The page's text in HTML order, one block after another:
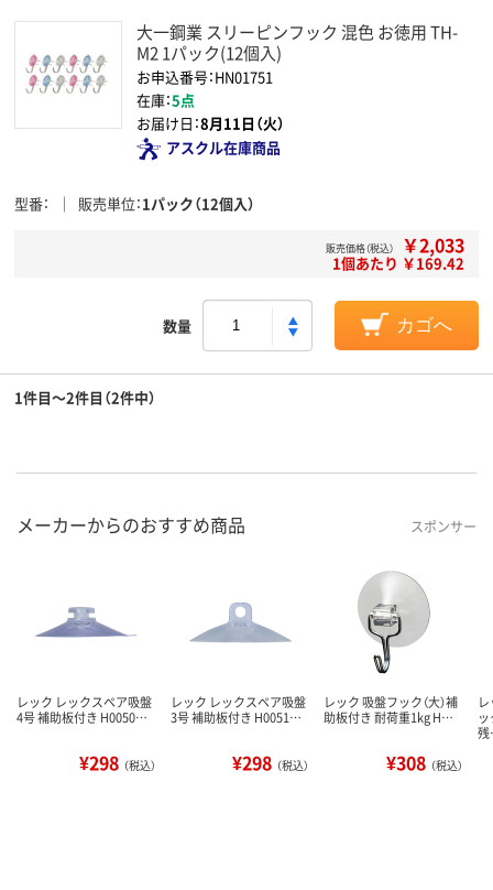
大一鋼業 スリーピンフック 混色 お徳用 TH-
M2 1パック(12個入)
お申込番号：HN01751
在庫：5点
お届け日：8月11日（火）
アスクル在庫商品
型番 販売単位 1パック（12個入）
販売価格（税込） ￥2,033
1個あたり ￥169.42
数量 カゴへ
1件目～2件目（2件中）
メーカーからのおすすめ商品 スポンサー
レック レックスペア吸盤
4号 補助板付き H0050…
¥298 （税込）
レック レックスペア吸盤
3号 補助板付き H0051…
¥298 （税込）
レック 吸盤フック（大）補
助板付き 耐荷重1kg H…
¥308 （税込）